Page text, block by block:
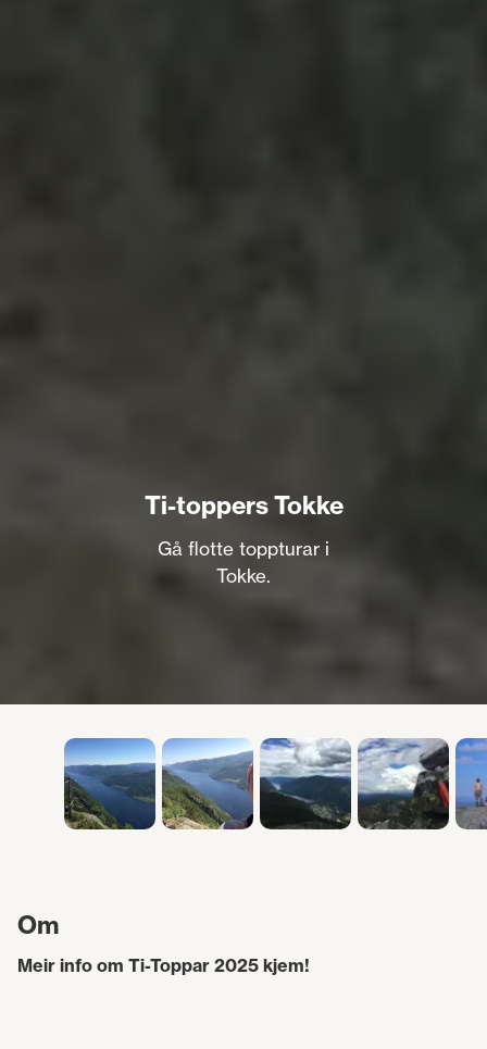
Ti-toppers Tokke
Gå flotte toppturar i
Tokke.
Om
Meir info om Ti-Toppar 2025 kjem!